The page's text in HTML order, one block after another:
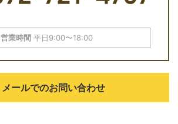
営業時間 平日9:00〜18:00
メールでのお問い合わせ